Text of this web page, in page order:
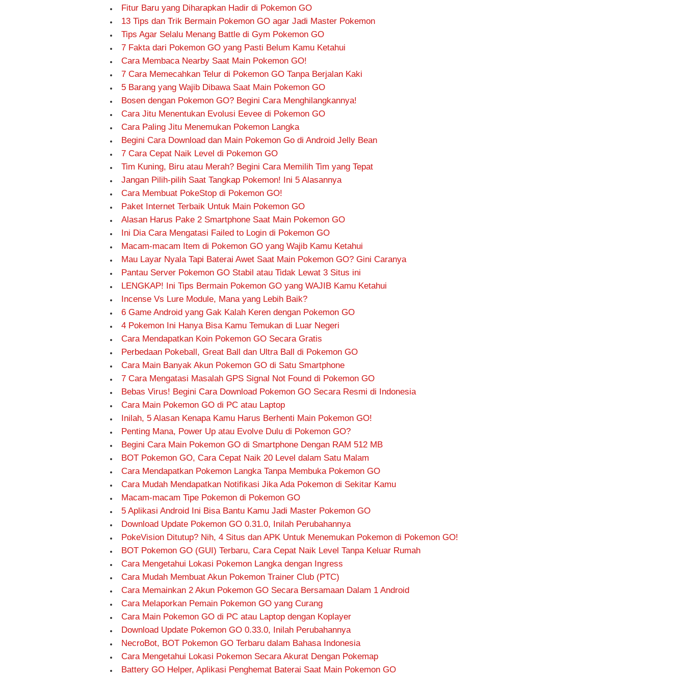
Fitur Baru yang Diharapkan Hadir di Pokemon GO
13 Tips dan Trik Bermain Pokemon GO agar Jadi Master Pokemon
Tips Agar Selalu Menang Battle di Gym Pokemon GO
7 Fakta dari Pokemon GO yang Pasti Belum Kamu Ketahui
Cara Membaca Nearby Saat Main Pokemon GO!
7 Cara Memecahkan Telur di Pokemon GO Tanpa Berjalan Kaki
5 Barang yang Wajib Dibawa Saat Main Pokemon GO
Bosen dengan Pokemon GO? Begini Cara Menghilangkannya!
Cara Jitu Menentukan Evolusi Eevee di Pokemon GO
Cara Paling Jitu Menemukan Pokemon Langka
Begini Cara Download dan Main Pokemon Go di Android Jelly Bean
7 Cara Cepat Naik Level di Pokemon GO
Tim Kuning, Biru atau Merah? Begini Cara Memilih Tim yang Tepat
Jangan Pilih-pilih Saat Tangkap Pokemon! Ini 5 Alasannya
Cara Membuat PokeStop di Pokemon GO!
Paket Internet Terbaik Untuk Main Pokemon GO
Alasan Harus Pake 2 Smartphone Saat Main Pokemon GO
Ini Dia Cara Mengatasi Failed to Login di Pokemon GO
Macam-macam Item di Pokemon GO yang Wajib Kamu Ketahui
Mau Layar Nyala Tapi Baterai Awet Saat Main Pokemon GO? Gini Caranya
Pantau Server Pokemon GO Stabil atau Tidak Lewat 3 Situs ini
LENGKAP! Ini Tips Bermain Pokemon GO yang WAJIB Kamu Ketahui
Incense Vs Lure Module, Mana yang Lebih Baik?
6 Game Android yang Gak Kalah Keren dengan Pokemon GO
4 Pokemon Ini Hanya Bisa Kamu Temukan di Luar Negeri
Cara Mendapatkan Koin Pokemon GO Secara Gratis
Perbedaan Pokeball, Great Ball dan Ultra Ball di Pokemon GO
Cara Main Banyak Akun Pokemon GO di Satu Smartphone
7 Cara Mengatasi Masalah GPS Signal Not Found di Pokemon GO
Bebas Virus! Begini Cara Download Pokemon GO Secara Resmi di Indonesia
Cara Main Pokemon GO di PC atau Laptop
Inilah, 5 Alasan Kenapa Kamu Harus Berhenti Main Pokemon GO!
Penting Mana, Power Up atau Evolve Dulu di Pokemon GO?
Begini Cara Main Pokemon GO di Smartphone Dengan RAM 512 MB
BOT Pokemon GO, Cara Cepat Naik 20 Level dalam Satu Malam
Cara Mendapatkan Pokemon Langka Tanpa Membuka Pokemon GO
Cara Mudah Mendapatkan Notifikasi Jika Ada Pokemon di Sekitar Kamu
Macam-macam Tipe Pokemon di Pokemon GO
5 Aplikasi Android Ini Bisa Bantu Kamu Jadi Master Pokemon GO
Download Update Pokemon GO 0.31.0, Inilah Perubahannya
PokeVision Ditutup? Nih, 4 Situs dan APK Untuk Menemukan Pokemon di Pokemon GO!
BOT Pokemon GO (GUI) Terbaru, Cara Cepat Naik Level Tanpa Keluar Rumah
Cara Mengetahui Lokasi Pokemon Langka dengan Ingress
Cara Mudah Membuat Akun Pokemon Trainer Club (PTC)
Cara Memainkan 2 Akun Pokemon GO Secara Bersamaan Dalam 1 Android
Cara Melaporkan Pemain Pokemon GO yang Curang
Cara Main Pokemon GO di PC atau Laptop dengan Koplayer
Download Update Pokemon GO 0.33.0, Inilah Perubahannya
NecroBot, BOT Pokemon GO Terbaru dalam Bahasa Indonesia
Cara Mengetahui Lokasi Pokemon Secara Akurat Dengan Pokemap
Battery GO Helper, Aplikasi Penghemat Baterai Saat Main Pokemon GO